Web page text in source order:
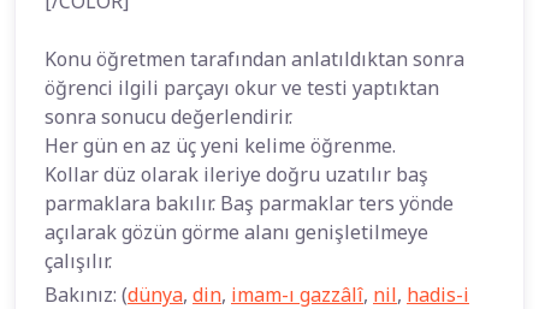
Konu öğretmen tarafından anlatıldıktan sonra
öğrenci ilgili parçayı okur ve testi yaptıktan
sonra sonucu değerlendirir.
Her gün en az üç yeni kelime öğrenme.
Kollar düz olarak ileriye doğru uzatılır baş
parmaklara bakılır. Baş parmaklar ters yönde
açılarak gözün görme alanı genişletilmeye
çalışılır.
Bakınız: (dünya, din, imam-ı gazzâlî, nil, hadis-i